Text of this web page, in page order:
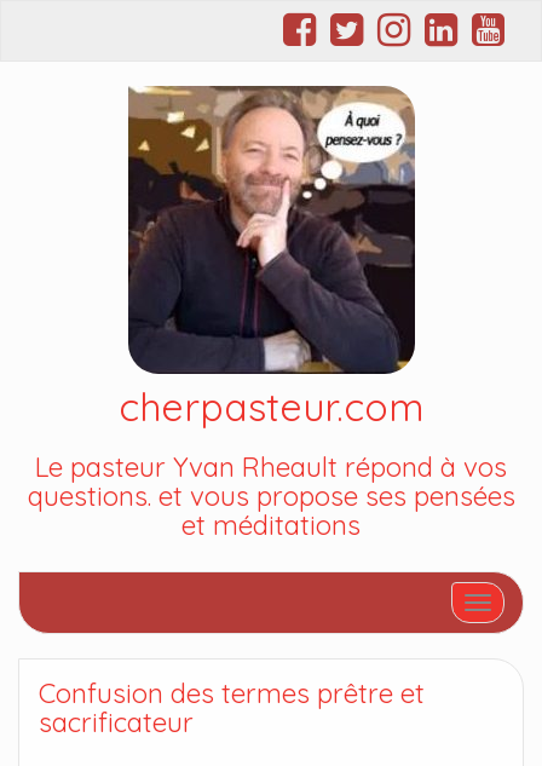
cherpasteur.com
Le pasteur Yvan Rheault répond à vos
questions. et vous propose ses pensées
et méditations
Afficher/
Confusion des termes prêtre et
sacrificateur